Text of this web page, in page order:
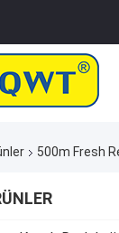
500m Fresh